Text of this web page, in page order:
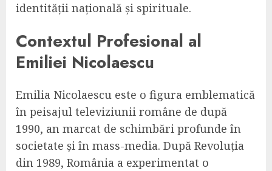
identității națională și spirituale.
Contextul Profesional al
Emiliei Nicolaescu
Emilia Nicolaescu este o figura emblematică
în peisajul televiziunii române de după
1990, an marcat de schimbări profunde în
societate și în mass-media. După Revoluția
din 1989, România a experimentat o